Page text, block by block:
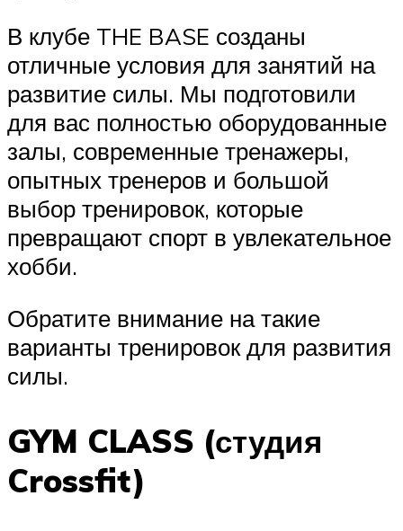
В клубе THE BASE созданы
отличные условия для занятий на
развитие силы. Мы подготовили
для вас полностью оборудованные
залы, современные тренажеры,
опытных тренеров и большой
выбор тренировок, которые
превращают спорт в увлекательное
хобби.
Обратите внимание на такие
варианты тренировок для развития
силы.
GYM CLASS (студия
Crossfit)